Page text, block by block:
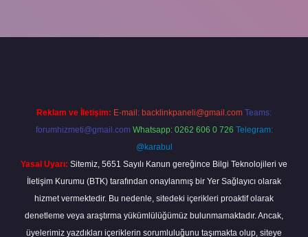
Reklam ve İletişim: E-mail: backlinkpaneli@gmail.com Teams:
forumhizmeti@gmail.com Whatsapp: 0262 606 0 726 Telegram:
@karabul
Yasal Uyarı: Sitemiz, 5651 Sayılı Kanun gereğince Bilgi Teknolojileri ve
İletişim Kurumu (BTK) tarafından onaylanmış bir Yer Sağlayıcı olarak
hizmet vermektedir. Bu nedenle, sitedeki içerikleri proaktif olarak
denetleme veya araştırma yükümlülüğümüz bulunmamaktadır. Ancak,
üyelerimiz yazdıkları içeriklerin sorumluluğunu taşımakta olup, siteye